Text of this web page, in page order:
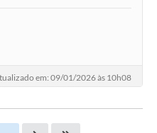
em: 09/01/2026 às 10h08